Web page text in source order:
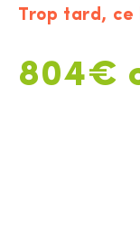
Trop tard, ce
804€